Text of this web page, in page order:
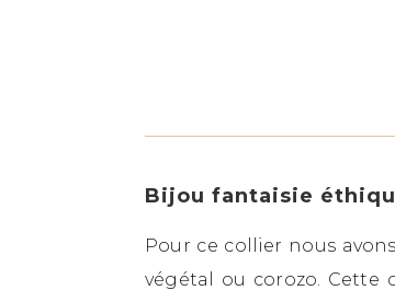
Bijou fantaisie
Pour ce collier nous
végétal ou corozo. Cette